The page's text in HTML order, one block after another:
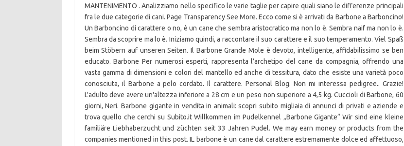
MANTENIMENTO . Analizziamo nello specifico le varie taglie per capire quali siano le differenze principali
fra le due categorie di cani. Page Transparency See More. Ecco come si è arrivati da Barbone a Barboncino!
Un Barboncino di carattere o no, è un cane che sembra aristocratico ma non lo è. Sembra naif ma non lo è.
Sembra da scoprire ma lo è. Iniziamo quindi, a raccontare il suo carattere e il suo temperamento. Viel Spaß
beim Stöbern auf unseren Seiten. Il Barbone Grande Mole è devoto, intelligente, affidabilissimo se ben
educato. Barbone Per numerosi esperti, rappresenta l’archetipo del cane da compagnia, offrendo una
vasta gamma di dimensioni e colori del mantello ed anche di tessitura, dato che esiste una varietà poco
conosciuta, il Barbone a pelo cordato. Il carattere. Personal Blog. Non mi interessa pedigree.. Grazie!
L'adulto deve avere un'altezza inferiore a 28 cm e un peso non superiore a 4,5 kg. Cuccioli di Barbone, 60
giorni, Neri. Barbone gigante in vendita in animali: scopri subito migliaia di annunci di privati e aziende e
trova quello che cerchi su Subito.it Willkommen im Pudelkennel „Barbone Gigante“ Wir sind eine kleine
familiäre Liebhaberzucht und züchten seit 33 Jahren Pudel. We may earn money or products from the
companies mentioned in this post. IL barbone è un cane dal carattere estremamente dolce ed affettuoso,